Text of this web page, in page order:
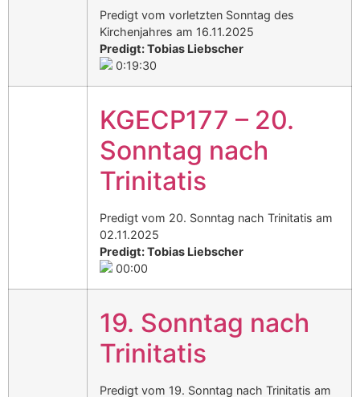
Predigt vom vorletzten Sonntag des
Kirchenjahres am 16.11.2025
Predigt: Tobias Liebscher
0:19:30
KGECP177 – 20.
Sonntag nach
Trinitatis
Predigt vom 20. Sonntag nach Trinitatis am
02.11.2025
Predigt: Tobias Liebscher
00:00
19. Sonntag nach
Trinitatis
Predigt vom 19. Sonntag nach Trinitatis am